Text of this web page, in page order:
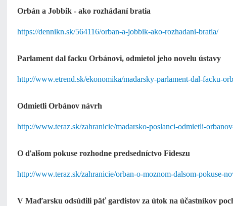
Orbán a Jobbik - ako rozhádaní bratia
https://dennikn.sk/564116/orban-a-jobbik-ako-rozhadani-bratia/
Parlament dal facku Orbánovi, odmietol jeho novelu ústavy
http://www.etrend.sk/ekonomika/madarsky-parlament-dal-facku-
Odmietli Orbánov návrh
http://www.teraz.sk/zahranicie/madarsko-poslanci-odmietli-
O ďalšom pokuse rozhodne predsedníctvo Fideszu
http://www.teraz.sk/zahranicie/orban-o-moznom-dalsom-pokuse-
V Maďarsku odsúdili päť gardistov za útok na účastníkov